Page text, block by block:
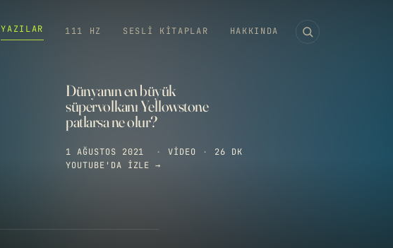
YAZILAR 111 HZ SESLI KITAPLAR HAKKINDA
Dünyanın en büyük
süpervolkanı Yellowstone
patlarsa ne olur?
1 AĞUSTOS 2021 · VIDEO ·
26 DK
YOUTUBE'DA IZLE →